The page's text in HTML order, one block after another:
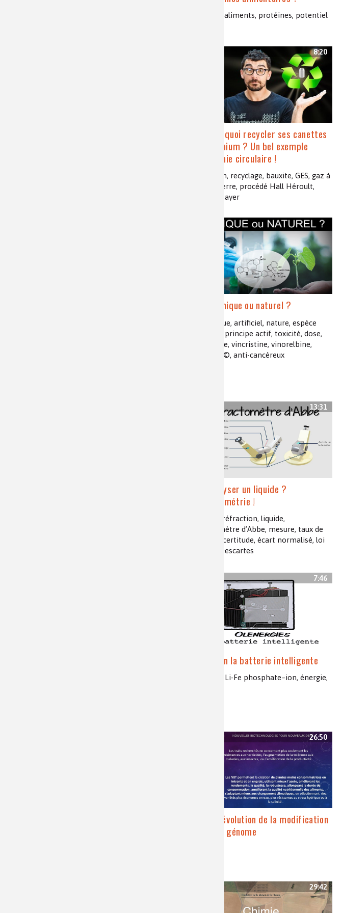
nouveaux aliments, protéines, potentiel
8:20
Pourquoi recycler ses canettes
en aluminium ? Un bel exemple
d’économie circulaire !
aluminium, recyclage, bauxite, GES, gaz à
effet de serre, procédé Hall Héroult,
procédé Bayer
Chimique ou naturel ?
synthétique, artificiel, nature, espèce
chimique, principe actif, toxicité, dose,
vinblastine, vincristine, vinorelbine,
navelbine©, anti-cancéreux
13:31
Analyser un liquide ?
Réfractométrie !
indice de réfraction, liquide,
réfractomètre d’Abbe, mesure, taux de
pureté, incertitude, écart normalisé, loi
de Snell-Descartes
7:46
Li-ion la batterie intelligente
batteries, Li-Fe phosphate–ion, énergie,
26:50
La révolution de la modification
ciblée du génome
29:42